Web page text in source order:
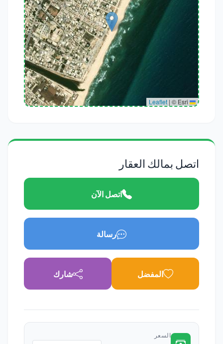
Rue Sidi Mouaouia, Korba, Korba Est, Délégation Korba, Gouvernorat
Nabeul, 8070, Tunisie
| © Esri
اتصل بمالك العقار
اتصل الآن
رسالة
المفضل شارك
السعر